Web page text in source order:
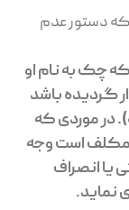
دستور عدم
چک به نام او
گردیده باشد
در موردی که
مکلف است وجه
یا انصراف
نماید.